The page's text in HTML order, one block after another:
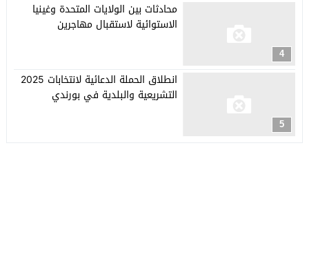
4
محادثات بين الولايات المتحدة وغينيا
الاستوائية لاستقبال مهاجرين
5
انطلاق الحملة الدعائية لانتخابات 2025
التشريعية والبلدية في بورندي